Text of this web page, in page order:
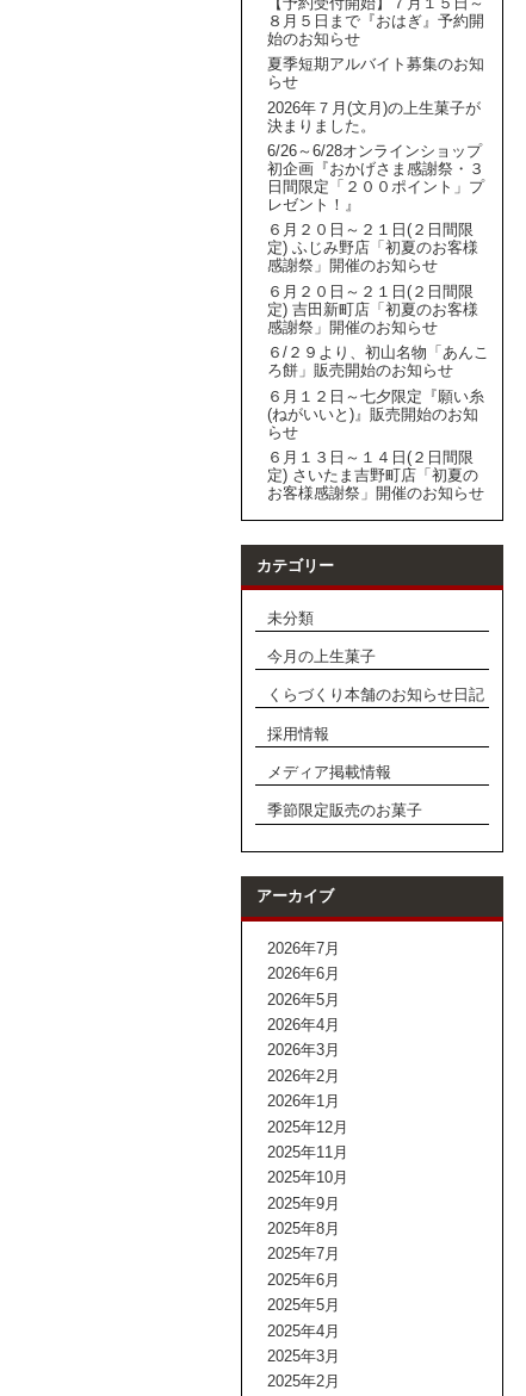
８月５日まで『おはぎ』予約開
始のお知らせ
夏季短期アルバイト募集のお知
らせ
2026年７月(文月)の上生菓子が
決まりました。
6/26～6/28オンラインショップ
初企画『おかげさま感謝祭・３
日間限定「２００ポイント」プ
レゼント！』
６月２０日～２１日(２日間限
定) ふじみ野店「初夏のお客様
感謝祭」開催のお知らせ
６月２０日～２１日(２日間限
定) 吉田新町店「初夏のお客様
感謝祭」開催のお知らせ
６/２９より、初山名物「あんこ
ろ餅」販売開始のお知らせ
６月１２日～七夕限定『願い糸
(ねがいいと)』販売開始のお知
らせ
６月１３日～１４日(２日間限
定) さいたま吉野町店「初夏の
お客様感謝祭」開催のお知らせ
カテゴリー
未分類
今月の上生菓子
くらづくり本舗のお知らせ日記
採用情報
メディア掲載情報
季節限定販売のお菓子
アーカイブ
2026年7月
2026年6月
2026年5月
2026年4月
2026年3月
2026年2月
2026年1月
2025年12月
2025年11月
2025年10月
2025年9月
2025年8月
2025年7月
2025年6月
2025年5月
2025年4月
2025年3月
2025年2月